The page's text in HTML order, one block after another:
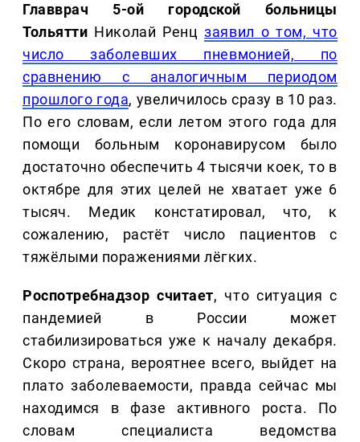
Главврач 5-ой городской больницы
Тольятти Николай Ренцзаявил о том, что
число заболевших пневмонией, по
сравнению с аналогичным периодом
прошлого года, увеличилось сразу в 10 раз.
По его словам, если летом этого года для
помощи больным коронавирусом было
достаточно обеспечить 4 тысячи коек, то в
октябре для этих целей не хватает уже 6
тысяч. Медик констатировал, что, к
сожалению, растёт число пациентов с
тяжёлыми поражениями лёгких.
Роспотребнадзор считает, что ситуация с
пандемией в России может
стабилизироваться уже к началу декабря.
Скоро страна, вероятнее всего, выйдет на
плато заболеваемости, правда сейчас мы
находимся в фазе активного роста. По
словам специалиста ведомства